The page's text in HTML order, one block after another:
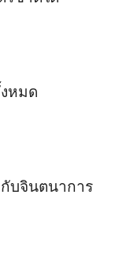
หมด
บจินตนาการ